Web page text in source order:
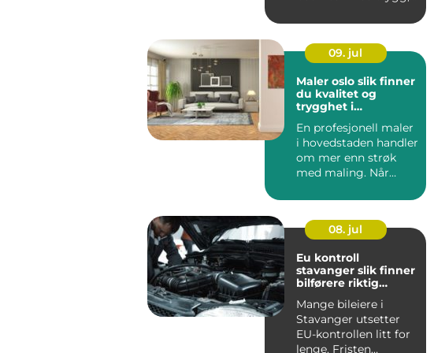
energieffektiv st...
09. jul
Maler oslo slik finner
du kvalitet og
trygghet i
En profesjonell maler
i hovedstaden handler
om mer enn strøk
med maling. Når
og...
08. jul
Eu kontroll
stavanger slik finner
bilførere riktig
Mange bileiere i
Stavanger utsetter
EU-kontrollen litt for
lenge. Fristen